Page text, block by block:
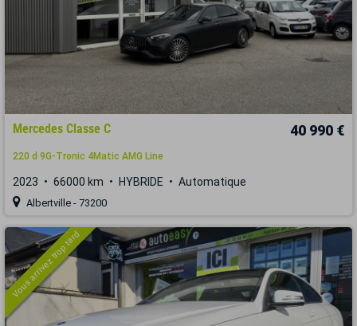
Mercedes Classe C 40 990 €
220 d 9G-Tronic 4Matic AMG Line
2023 66000 km HYBRIDE Automatique
Albertville - 73200
Vous arrivez trop tard